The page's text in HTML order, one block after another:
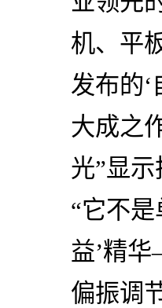
机、平
发布的
大成之
光”显
“它不
益’精
偏振调